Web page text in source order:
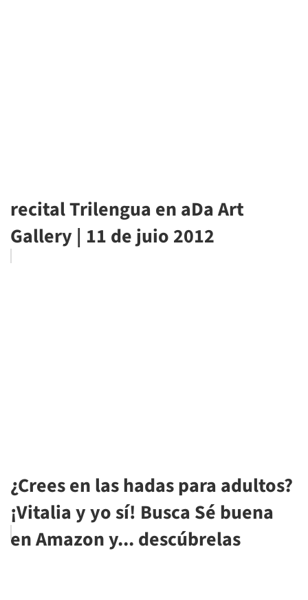
recital Trilengua en aDa Art
Gallery | 11 de juio 2012
¿Crees en las hadas para adultos?
¡Vitalia y yo sí! Busca Sé buena
en Amazon y... descúbrelas